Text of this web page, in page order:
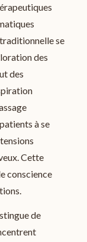
se
des
des
à se
Cette
conscience
de